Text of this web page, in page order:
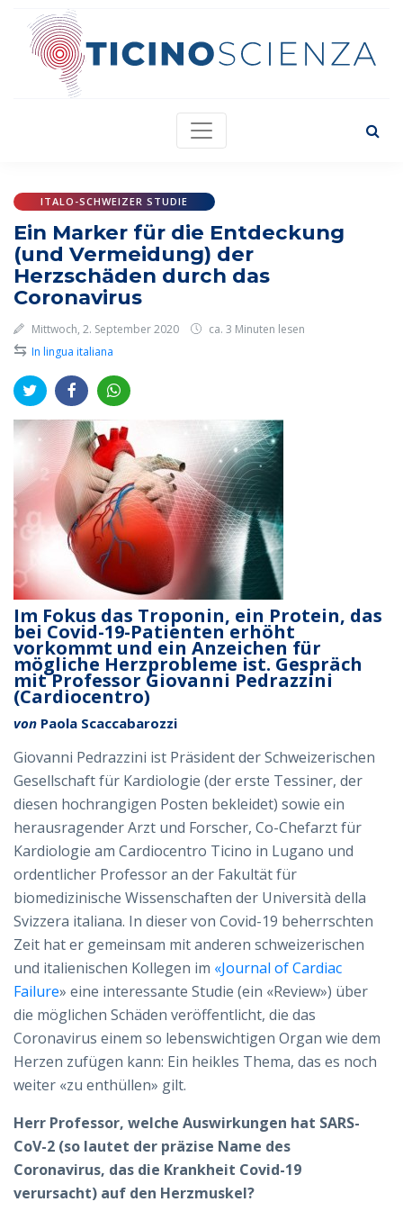
ITALO-SCHWEIZER STUDIE
Ein Marker für die Entdeckung
(und Vermeidung) der
Herzschäden durch das
Coronavirus
Mittwoch, 2. September 2020 ca. 3 Minuten lesen
⇆ In lingua italiana
Im Fokus das Troponin, ein Protein, das
bei Covid-19-Patienten erhöht
vorkommt und ein Anzeichen für
mögliche Herzprobleme ist. Gespräch
mit Professor Giovanni Pedrazzini
(Cardiocentro)
von Paola Scaccabarozzi
Giovanni Pedrazzini ist Präsident der Schweizerischen
Gesellschaft für Kardiologie (der erste Tessiner, der
diesen hochrangigen Posten bekleidet) sowie ein
herausragender Arzt und Forscher, Co-Chefarzt für
Kardiologie am Cardiocentro Ticino in Lugano und
ordentlicher Professor an der Fakultät für
biomedizinische Wissenschaften der Università della
Svizzera italiana. In dieser von Covid-19 beherrschten
Zeit hat er gemeinsam mit anderen schweizerischen
und italienischen Kollegen im «Journal of Cardiac
Failure» eine interessante Studie (ein «Review») über
die möglichen Schäden veröffentlicht, die das
Coronavirus einem so lebenswichtigen Organ wie dem
Herzen zufügen kann: Ein heikles Thema, das es noch
weiter «zu enthüllen» gilt.
Herr Professor, welche Auswirkungen hat SARS-
CoV-2 (so lautet der präzise Name des
Coronavirus, das die Krankheit Covid-19
verursacht) auf den Herzmuskel?